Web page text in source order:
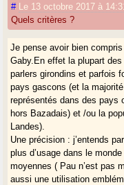
# Le 13 octobre 2017 à 14:31
Quels critères ?
Je pense avoir bien
Gaby.En effet la plupart
parlers girondins et parfois
pays gascons (et la
représentés dans des pays
hors Bazadais) et /ou la
Landes).
Une précision : j’entends
plus d’usage dans le
moyennes ( Pau n’est pas
aussi une utilisation